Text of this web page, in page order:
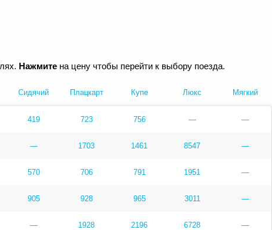
Нажмите на цену чтобы перейти к выбору поезда.
Сидячий Плацкарт Купе Люкс Мягкий
419 723 756 — —
— 1703 1461 8547 —
570 706 791 1951 —
905 928 965 3011 —
— 1928 2196 6728 —